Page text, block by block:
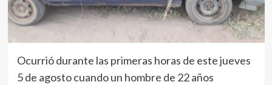
Ocurrió durante las primeras horas de este jueves
5 de agosto cuando un hombre de 22 años